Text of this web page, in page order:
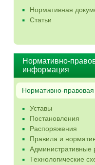
Нормативная
Статьи
Нормативно-
информация
Нормативно-
Уставы
Постановления
Распоряжения
Правила и
Административные
Технологические